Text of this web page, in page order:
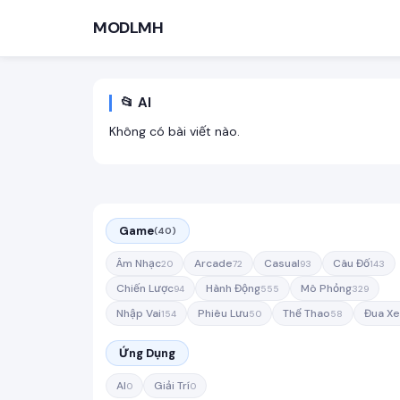
Game offline
MODLMH
📂 AI
Không có bài viết nào.
Game(40)
Âm Nhạc20 Arcade72 Casual93 Câu Đố143
Chiến Lược94 Hành Động555 Mô Phỏng329
Nhập Vai154 Phiêu Lưu50 Thể Thao58 Đua Xe
Ứng Dụng
AI0 Giải Trí0